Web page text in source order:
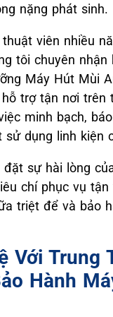
nặng phát sinh.
viên nhiều
tôi chuyên nhận
Máy Hút Mùi
trợ tận nơi trên
minh bạch,
sử dụng linh kiện
đặt sự hài lòng
chí phục vụ
triệt để và bảo
Với Trung
Hành